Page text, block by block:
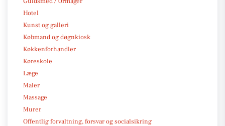
Hotel
Kunst og galleri
Købmand og døgnkiosk
Køkkenforhandler
Køreskole
Læge
Maler
Massage
Murer
Offentlig forvaltning, forsvar og socialsikring